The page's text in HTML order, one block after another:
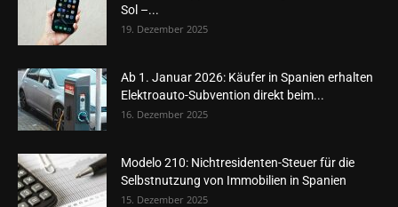
Sol –...
19. Dezember 2025
Ab 1. Januar 2026: Käufer in Spanien erhalten
Elektroauto-Subvention direkt beim...
16. Dezember 2025
Modelo 210: Nichtresidenten-Steuer für die
Selbstnutzung von Immobilien in Spanien
15. Dezember 2025